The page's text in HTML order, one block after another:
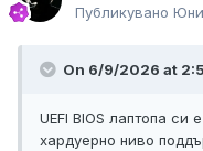
Публикувано Юни
On 6/9/2026 at
UEFI BIOS лаптопа
хардуерно ниво